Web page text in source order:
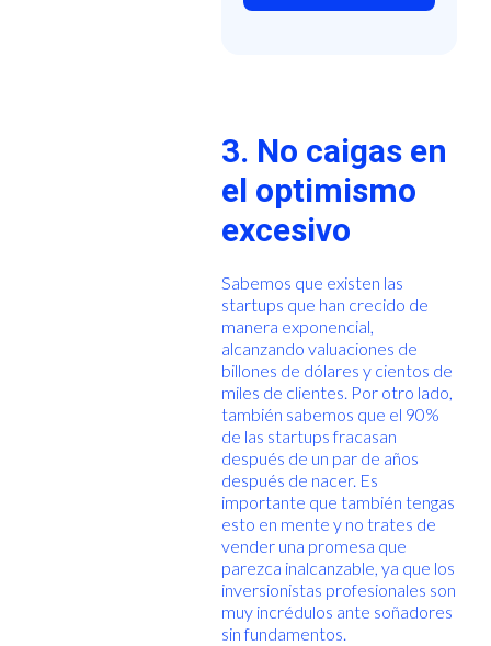
3. No caigas en
el optimismo
excesivo
Sabemos que existen las
startups que han crecido de
manera exponencial,
alcanzando valuaciones de
billones de dólares y cientos de
miles de clientes. Por otro lado,
también sabemos que el 90%
de las startups fracasan
después de un par de años
después de nacer. Es
importante que también tengas
esto en mente y no trates de
vender una promesa que
parezca inalcanzable, ya que los
inversionistas profesionales son
muy incrédulos ante soñadores
sin fundamentos.